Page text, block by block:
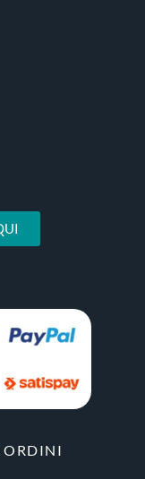
ORDINI
89/A, 40132